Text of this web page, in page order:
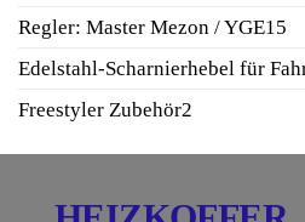
Regler: Master Mezon / YGE15
Edelstahl-Scharnierhebel für
Freestyler Zubehör2